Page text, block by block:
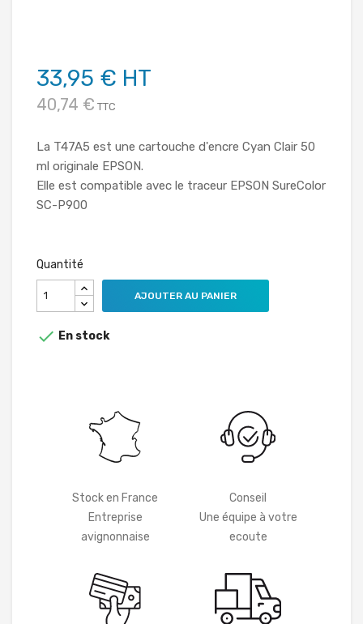
33,95 € HT
40,74 € TTC
La T47A5 est une cartouche d'encre Cyan Clair 50
ml originale EPSON.
Elle est compatible avec le traceur EPSON SureColor
SC-P900
Quantité
AJOUTER AU PANIER
 En stock
Stock en France
Entreprise
avignonnaise
Conseil
Une équipe à votre
ecoute